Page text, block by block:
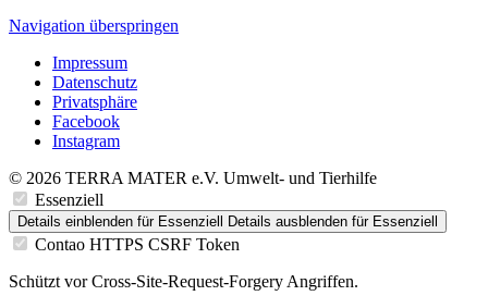
Navigation überspringen
Impressum
Datenschutz
Privatsphäre
Facebook
Instagram
© 2026 TERRA MATER e.V. Umwelt- und Tierhilfe
Essenziell
Details einblenden für Essenziell Details ausblenden für Essenziell
Contao HTTPS CSRF Token
Schützt vor Cross-Site-Request-Forgery Angriffen.